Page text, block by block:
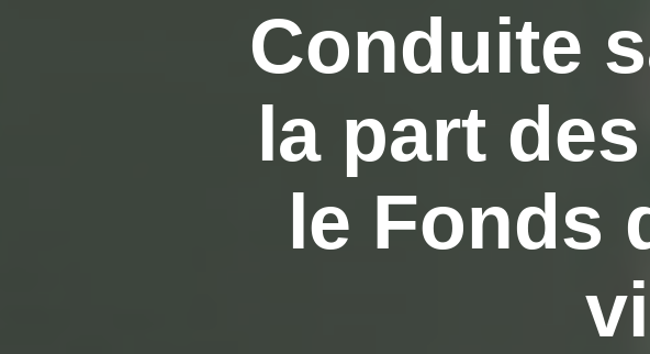
Conduite
la part
le Fonds